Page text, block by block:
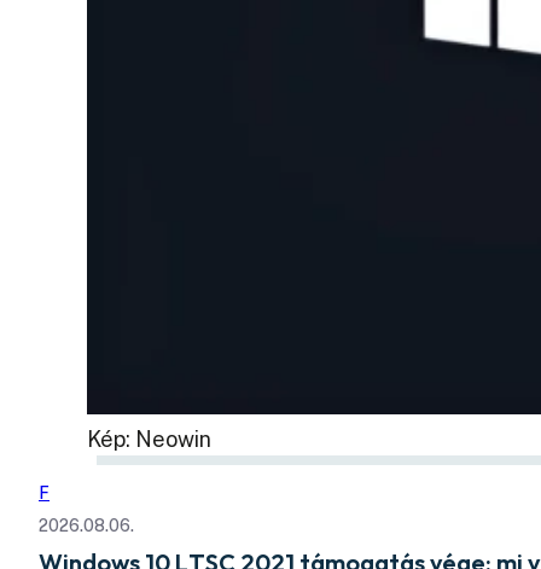
Kép: Neowin
F
2026.08.06.
Windows 10 LTSC 2021 támogatás vége: mi